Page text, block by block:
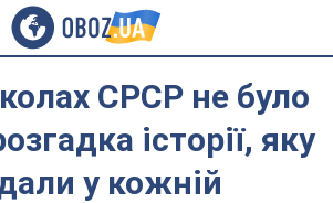
СРСР не було
історії, яку
у кожній